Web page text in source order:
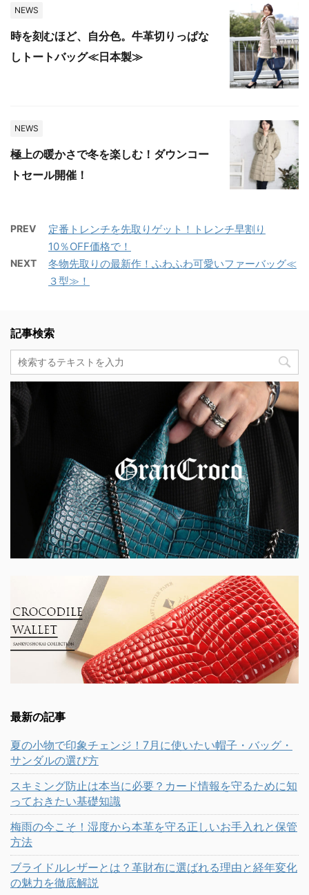
NEWS
時を刻むほど、自分色。牛革切りっぱな
しトートバッグ≪日本製≫
NEWS
極上の暖かさで冬を楽しむ！ダウンコー
トセール開催！
PREV
定番トレンチを先取りゲット！トレンチ早割り
10％OFF価格で！
NEXT
冬物先取りの最新作！ふわふわ可愛いファーバッグ≪
３型≫！
記事検索
最新の記事
夏の小物で印象チェンジ！7月に使いたい帽子・バッグ・
サンダルの選び方
スキミング防止は本当に必要？カード情報を守るために知
っておきたい基礎知識
梅雨の今こそ！湿度から本革を守る正しいお手入れと保管
方法
ブライドルレザーとは？革財布に選ばれる理由と経年変化
の魅力を徹底解説